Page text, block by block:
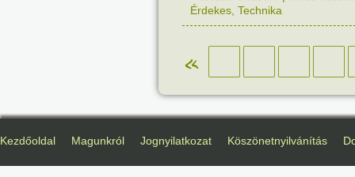
Érdekes Technika
«
Kezdőoldal Magunkról Jognyilatkozat Köszönetnyilvánítás